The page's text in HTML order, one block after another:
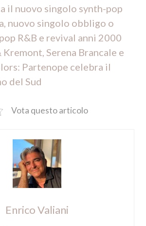
il nuovo singolo synth-pop
nuovo singolo obbligo o
R&B e revival anni 2000
Kremont, Serena Brancale e
Partenope celebra il
del Sud
Vota questo articolo
Enrico Valiani